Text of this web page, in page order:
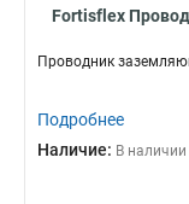
Fortisflex
Проводник
Подробнее
Наличие: В наличии